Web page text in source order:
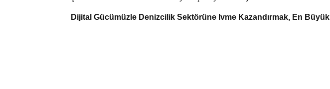
Dijital Gücümüzle Denizcilik Sektörüne Ivme Kazandırmak, En Büyük